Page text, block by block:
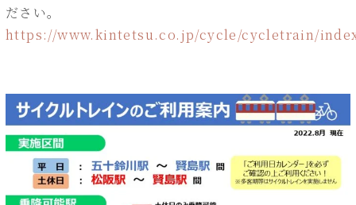
ださい。
https://www.kintetsu.co.jp/cycle/cycletrain/